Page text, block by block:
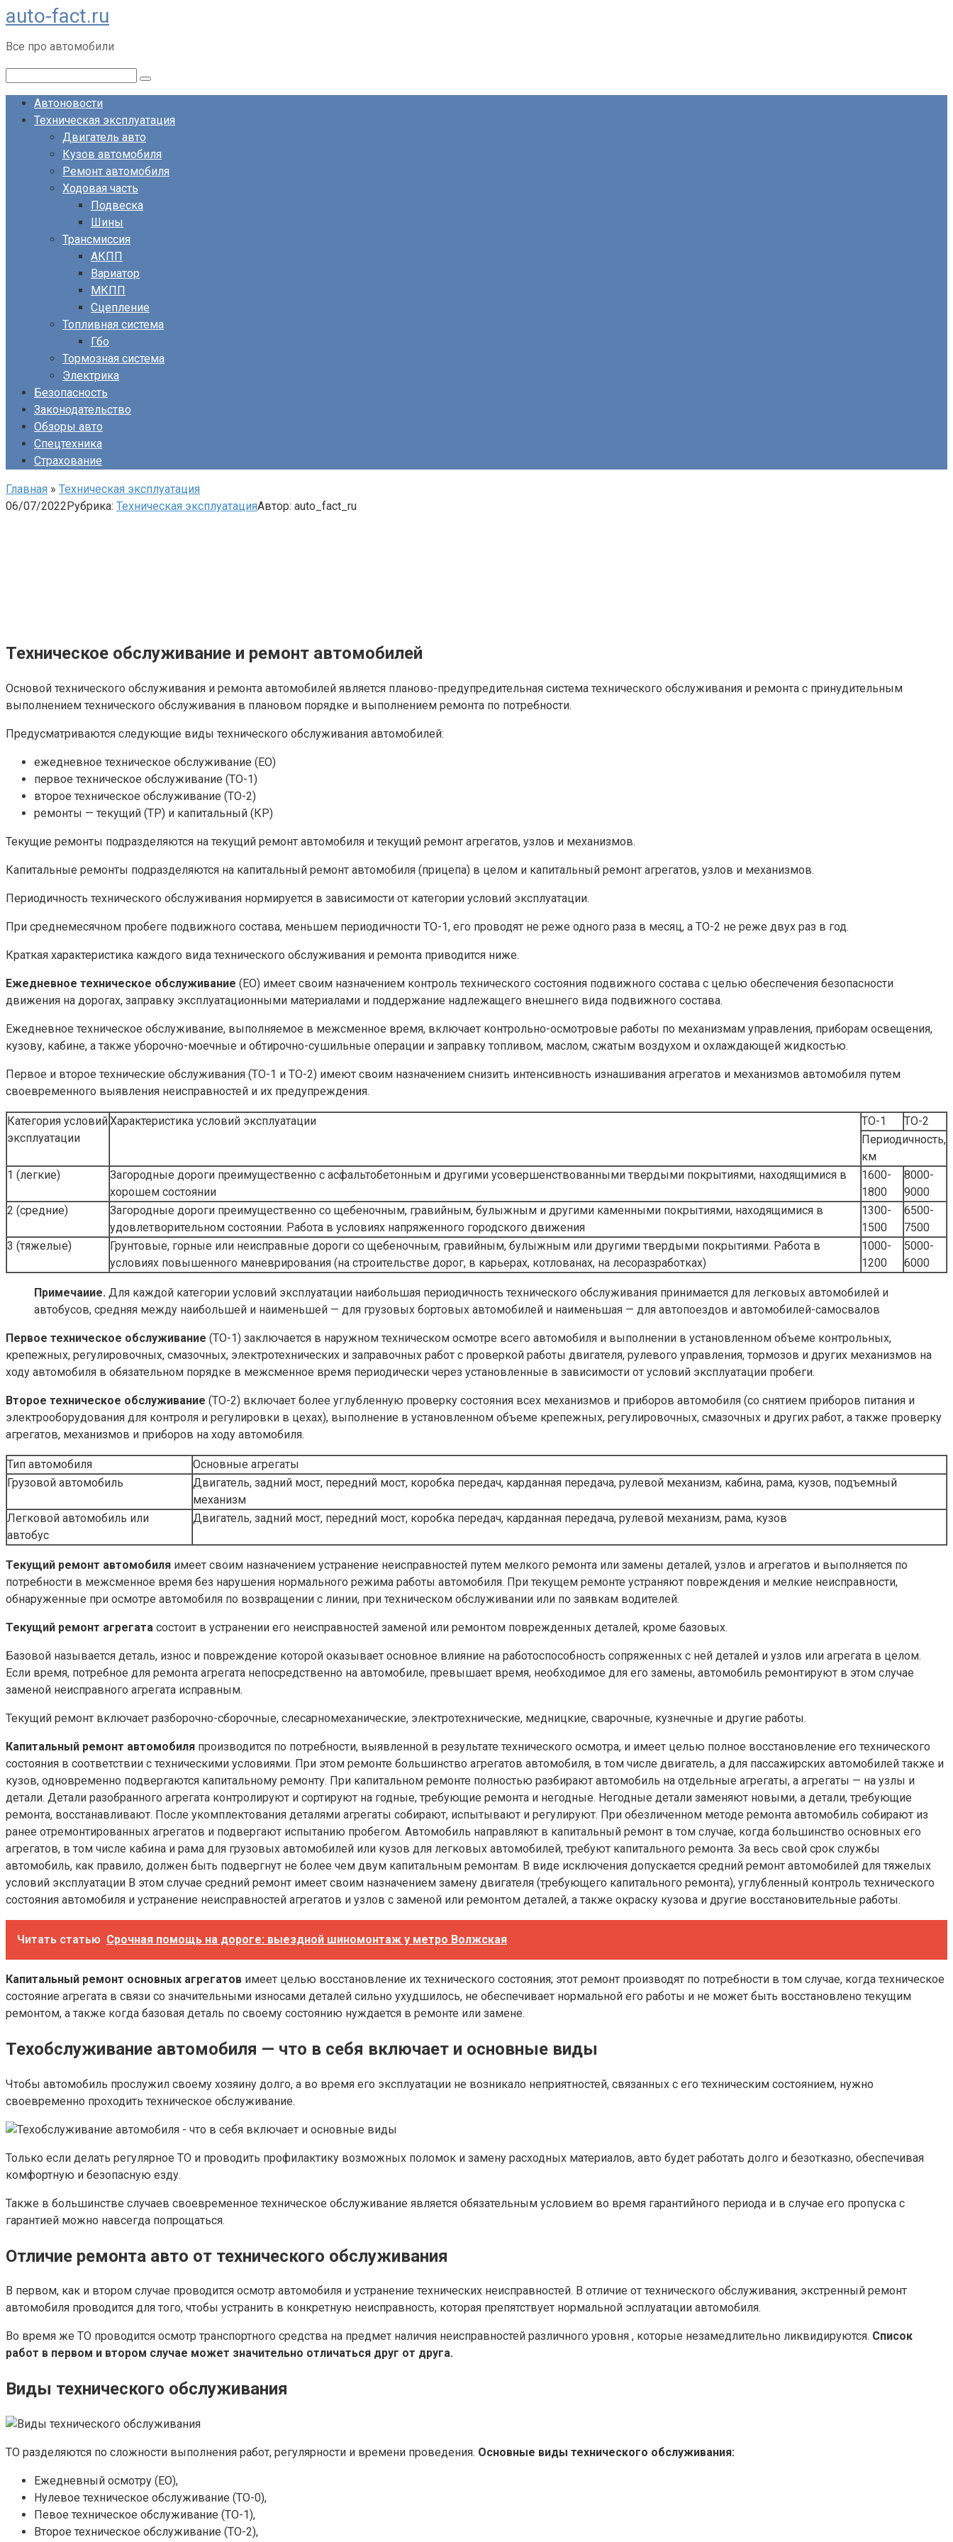
Перейти
к
контенту
auto-fact.ru
Все про автомобили
Автоновости
Техническая эксплуатация
Двигатель авто
Кузов автомобиля
Ремонт автомобиля
Ходовая часть
Подвеска
Шины
Трансмиссия
АКПП
Вариатор
МКПП
Сцепление
Топливная система
Гбо
Тормозная система
Электрика
Безопасность
Законодательство
Обзоры авто
Спецтехника
Страхование
Главная » Техническая эксплуатация
06/07/2022Рубрика: Техническая эксплуатацияАвтор: auto_fact_ru
Техническое обслуживание и ремонт автомобилей
Основой технического обслуживания и ремонта автомобилей является планово-предупредительная система технического обслуживания и ремонта с принудительным
выполнением технического обслуживания в плановом порядке и выполнением ремонта по потребности.
Предусматриваются следующие виды технического обслуживания автомобилей:
ежедневное техническое обслуживание (ЕО)
первое техническое обслуживание (ТО-1)
второе техническое обслуживание (ТО-2)
ремонты — текущий (TP) и капитальный (КР)
Текущие ремонты подразделяются на текущий ремонт автомобиля и текущий ремонт агрегатов, узлов и механизмов.
Капитальные ремонты подразделяются на капитальный ремонт автомобиля (прицепа) в целом и капитальный ремонт агрегатов, узлов и механизмов.
Периодичность технического обслуживания нормируется в зависимости от категории условий эксплуатации.
При среднемесячном пробеге подвижного состава, меньшем периодичности ТО-1, его проводят не реже одного раза в месяц, а ТО-2 не реже двух раз в год.
Краткая характеристика каждого вида технического обслуживания и ремонта приводится ниже.
Ежедневное техническое обслуживание (ЕО) имеет своим назначением контроль технического состояния подвижного состава с целью обеспечения безопасности
движения на дорогах, заправку эксплуатационными материалами и поддержание надлежащего внешнего вида подвижного состава.
Ежедневное техническое обслуживание, выполняемое в межсменное время, включает контрольно-осмотровые работы по механизмам управления, приборам освещения,
кузову, кабине, а также уборочно-моечные и обтирочно-сушильные операции и заправку топливом, маслом, сжатым воздухом и охлаждающей жидкостью.
Первое и второе технические обслуживания (ТО-1 и ТО-2) имеют своим назначением снизить интенсивность изнашивания агрегатов и механизмов автомобиля путем
своевременного выявления неисправностей и их предупреждения.
Категория условий
эксплуатации
Характеристика условий эксплуатации ТО-1
ТО-2
Периодичность,
км
1 (легкие)
Загородные дороги преимущественно с асфальтобетонным и другими усовершенствованными твердыми покрытиями, находящимися в
хорошем состоянии
1600-
1800
8000-
9000
2 (средние)
Загородные дороги преимущественно со щебеночным, гравийным, булыжным и другими каменными покрытиями, находящимися в
удовлетворительном состоянии. Работа в условиях напряженного городского движения
1300-
1500
6500-
7500
3 (тяжелые)
Грунтовые, горные или неисправные дороги со щебеночным, гравийным, булыжным или другими твердыми покрытиями. Работа в
условиях повышенного маневрирования (на строительстве дорог, в карьерах, котлованах, на лесоразработках)
1000-
1200
5000-
6000
Примечаиие. Для каждой категории условий эксплуатации наибольшая периодичность технического обслуживания принимается для легковых автомобилей и
автобусов, средняя между наибольшей и наименьшей — для грузовых бортовых автомобилей и наименьшая — для автопоездов и автомобилей-самосвалов
Первое техническое обслуживание (ТО-1) заключается в наружном техническом осмотре всего автомобиля и выполнении в установленном объеме контрольных,
крепежных, регулировочных, смазочных, электротехнических и заправочных работ с проверкой работы двигателя, рулевого управления, тормозов и других механизмов на
ходу автомобиля в обязательном порядке в межсменное время периодически через установленные в зависимости от условий эксплуатации пробеги.
Второе техническое обслуживание (ТО-2) включает более углубленную проверку состояния всех механизмов и приборов автомобиля (со снятием приборов питания и
электрооборудования для контроля и регулировки в цехах), выполнение в установленном объеме крепежных, регулировочных, смазочных и других работ, а также проверку
агрегатов, механизмов и приборов на ходу автомобиля.
Тип автомобиля
Основные агрегаты
Грузовой автомобиль
Двигатель, задний мост, передний мост, коробка передач, карданная передача, рулевой механизм, кабина, рама, кузов, подъемный
механизм
Легковой автомобиль или
автобус
Двигатель, задний мост, передний мост, коробка передач, карданная передача, рулевой механизм, рама, кузов
Текущий ремонт автомобиля имеет своим назначением устранение неисправностей путем мелкого ремонта или замены деталей, узлов и агрегатов и выполняется по
потребности в межсменное время без нарушения нормального режима работы автомобиля. При текущем ремонте устраняют повреждения и мелкие неисправности,
обнаруженные при осмотре автомобиля по возвращении с линии, при техническом обслуживании или по заявкам водителей.
Текущий ремонт агрегата состоит в устранении его неисправностей заменой или ремонтом поврежденных деталей, кроме базовых.
Базовой называется деталь, износ и повреждение которой оказывает основное влияние на работоспособность сопряженных с ней деталей и узлов или агрегата в целом.
Если время, потребное для ремонта агрегата непосредственно на автомобиле, превышает время, необходимое для его замены, автомобиль ремонтируют в этом случае
заменой неисправного агрегата исправным.
Текущий ремонт включает разборочно-сборочные, слесарномеханические, электротехнические, медницкие, сварочные, кузнечные и другие работы.
Капитальный ремонт автомобиля производится по потребности, выявленной в результате технического осмотра, и имеет целью полное восстановление его технического
состояния в соответствии с техническими условиями. При этом ремонте большинство агрегатов автомобиля, в том числе двигатель, а для пассажирских автомобилей также и
кузов, одновременно подвергаются капитальному ремонту. При капитальном ремонте полностью разбирают автомобиль на отдельные агрегаты, а агрегаты — на узлы и
детали. Детали разобранного агрегата контролируют и сортируют на годные, требующие ремонта и негодные. Негодные детали заменяют новыми, а детали, требующие
ремонта, восстанавливают. После укомплектования деталями агрегаты собирают, испытывают и регулируют. При обезличенном методе ремонта автомобиль собирают из
ранее отремонтированных агрегатов и подвергают испытанию пробегом. Автомобиль направляют в капитальный ремонт в том случае, когда большинство основных его
агрегатов, в том числе кабина и рама для грузовых автомобилей или кузов для легковых автомобилей, требуют капитального ремонта. За весь свой срок службы
автомобиль, как правило, должен быть подвергнут не более чем двум капитальным ремонтам. В виде исключения допускается средний ремонт автомобилей для тяжелых
условий эксплуатации В этом случае средний ремонт имеет своим назначением замену двигателя (требующего капитального ремонта), углубленный контроль технического
состояния автомобиля и устранение неисправностей агрегатов и узлов с заменой или ремонтом деталей, а также окраску кузова и другие восстановительные работы.
Читать статью Срочная помощь на дороге: выездной шиномонтаж у метро Волжская
Капитальный ремонт основных агрегатов имеет целью восстановление их технического состояния; этот ремонт производят по потребности в том случае, когда техническое
состояние агрегата в связи со значительными износами деталей сильно ухудшилось, не обеспечивает нормальной его работы и не может быть восстановлено текущим
ремонтом, а также когда базовая деталь по своему состоянию нуждается в ремонте или замене.
Техобслуживание автомобиля — что в себя включает и основные виды
Чтобы автомобиль прослужил своему хозяину долго, а во время его эксплуатации не возникало неприятностей, связанных с его техническим состоянием, нужно
своевременно проходить техническое обслуживание.
Только если делать регулярное ТО и проводить профилактику возможных поломок и замену расходных материалов, авто будет работать долго и безотказно, обеспечивая
комфортную и безопасную езду.
Также в большинстве случаев своевременное техническое обслуживание является обязательным условием во время гарантийного периода и в случае его пропуска с
гарантией можно навсегда попрощаться.
Отличие ремонта авто от технического обслуживания
В первом, как и втором случае проводится осмотр автомобиля и устранение технических неисправностей. В отличие от технического обслуживания, экстренный ремонт
автомобиля проводится для того, чтобы устранить в конкретную неисправность, которая препятствует нормальной эсплуатации автомобиля.
Во время же ТО проводится осмотр транспортного средства на предмет наличия неисправностей различного уровня , которые незамедлительно ликвидируются. Список
работ в первом и втором случае может значительно отличаться друг от друга.
Виды технического обслуживания
ТО разделяются по сложности выполнения работ, регулярности и времени проведения. Основные виды технического обслуживания:
Ежедневный осмотру (ЕО),
Нулевое техническое обслуживание (ТО-0),
Певое техническое обслуживание (ТО-1),
Второе техническое обслуживание (ТО-2),